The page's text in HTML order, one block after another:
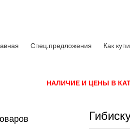
Спец.предложения Как
НАЛИЧИЕ И ЦЕНЫ В